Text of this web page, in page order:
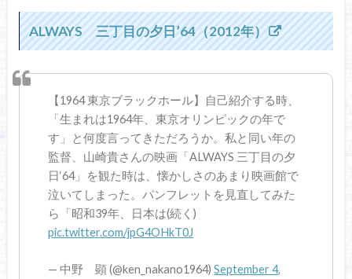
ALWAYS 三丁目の夕日’64（2012年）
【1964 東京ブラックホール】自己紹介する時、
「生まれは1964年、東京オリンピックの年で
す」と何度言ってきただろうか。私と同い年の
監督、山崎貴さんの映画「ALWAYS 三丁目の夕
日‘64」を観た時は、懐かしさのあまり映画館で
泣いてしまった。パンフレットを見直してみた
ら「昭和39年、日本は(続く)
pic.twitter.com/jpG4OHkT0J
— 中野 顕 (@ken_nakano1964)September 4,